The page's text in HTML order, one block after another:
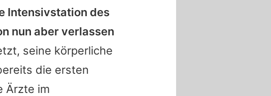
Intensivstation des
nun aber verlassen
seine körperliche
die ersten
Ärzte im